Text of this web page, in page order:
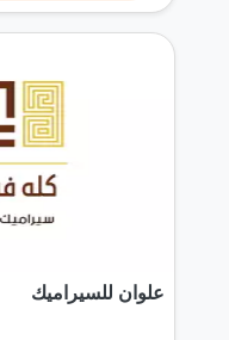
علوان للسيراميك